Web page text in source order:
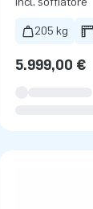
205 kg
5.999,00 €